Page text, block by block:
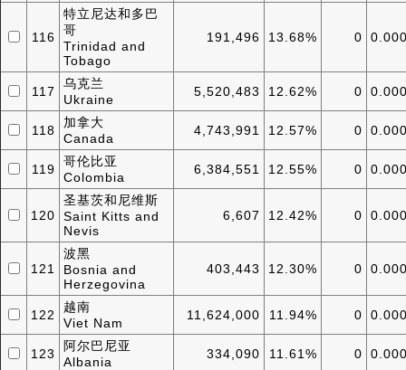
116
特立尼达和多巴
哥
Trinidad and
Tobago
191,496 13.68% 0
117
乌克兰
Ukraine
5,520,483 12.62% 0
118
加拿大
Canada
4,743,991 12.57% 0
119
哥伦比亚
Colombia
6,384,551 12.55% 0
120
圣基茨和尼维斯
Saint Kitts and
Nevis
6,607 12.42% 0
121
波黑
Bosnia and
Herzegovina
403,443 12.30% 0
122
越南
Viet Nam
11,624,000 11.94% 0
123
阿尔巴尼亚
Albania
334,090 11.61% 0